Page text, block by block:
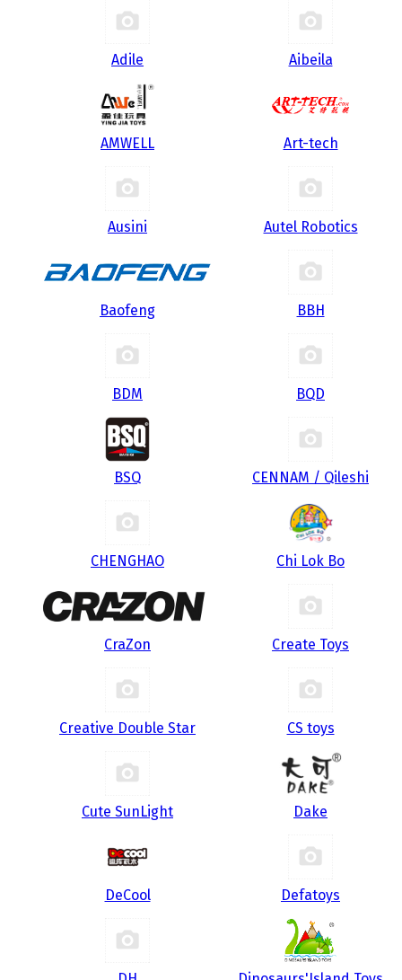
Adile Aibeila
AMWELL Art-tech
Ausini Autel Robotics
Baofeng BBH
BDM BQD
BSQ CENNAM / Qileshi
CHENGHAO Chi Lok Bo
CraZon Create Toys
Creative Double Star CS toys
Cute SunLight Dake
DeCool Defatoys